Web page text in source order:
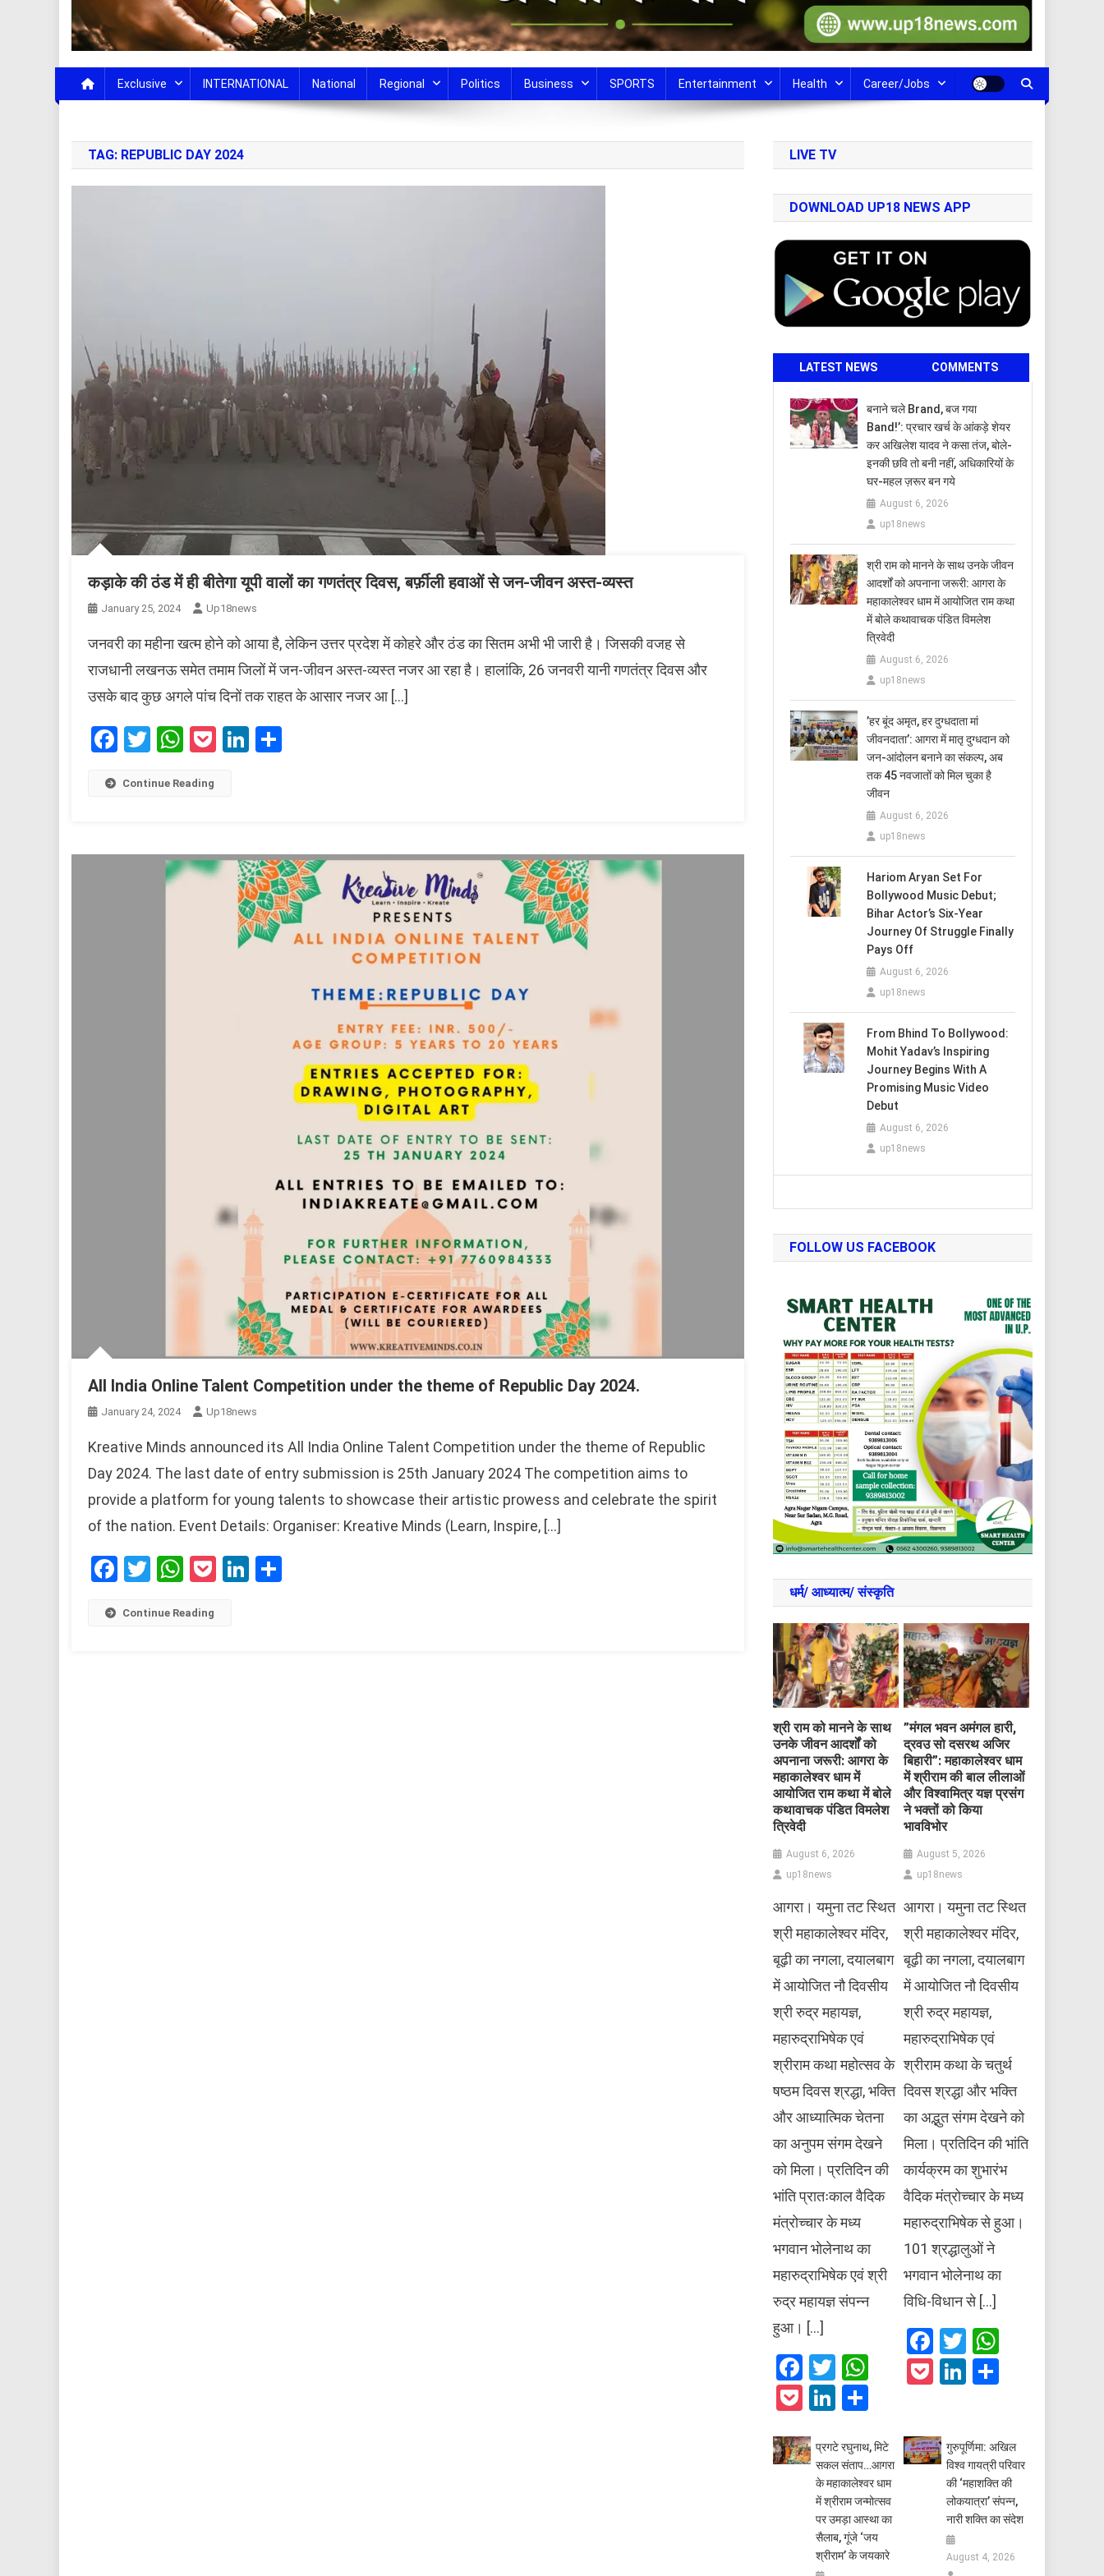
Exclusive INTERNATIONAL National Regional Politics Business SPORTS Entertainment Health Career/Jobs
TAG: REPUBLIC DAY 2024
कड़ाके की ठंड में ही बीतेगा यूपी वालों का गणतंत्र दिवस, बर्फ़ीली हवाओं से जन-जीवन अस्त-व्यस्त
January 25, 2024 Up18news
जनवरी का महीना खत्म होने को आया है, लेकिन उत्तर प्रदेश में कोहरे और ठंड का सितम अभी भी जारी है। जिसकी वजह से
राजधानी लखनऊ समेत तमाम जिलों में जन-जीवन अस्त-व्यस्त नजर आ रहा है। हालांकि, 26 जनवरी यानी गणतंत्र दिवस और
उसके बाद कुछ अगले पांच दिनों तक राहत के आसार नजर आ […]
Facebook
Twitter
WhatsApp
PocketLinkedIn
Continue Reading
All India Online Talent Competition under the theme of Republic Day 2024.
January 24, 2024 Up18news
Kreative Minds announced its All India Online Talent Competition under the theme of Republic
Day 2024. The last date of entry submission is 25th January 2024 The competition aims to
provide a platform for young talents to showcase their artistic prowess and celebrate the spirit
of the nation. Event Details: Organiser: Kreative Minds (Learn, Inspire, […]
Facebook
Twitter
WhatsApp
PocketLinkedIn
Continue Reading
LIVE TV
DOWNLOAD UP18 NEWS APP
LATEST NEWS COMMENTS
बनाने चले Brand, बज गया
Band!’: प्रचार खर्च के आंकड़े शेयर
कर अखिलेश यादव ने कसा तंज, बोले-
इनकी छवि तो बनी नहीं, अधिकारियों के
घर-महल ज़रूर बन गये
August 6, 2026
up18news
​श्री राम को मानने के साथ उनके जीवन
आदर्शों को अपनाना जरूरी: आगरा के
महाकालेश्वर धाम में आयोजित राम कथा
में बोले कथावाचक पंडित विमलेश
त्रिवेदी
August 6, 2026
up18news
​’हर बूंद अमृत, हर दुग्धदाता मां
जीवनदाता’: आगरा में मातृ दुग्धदान को
जन-आंदोलन बनाने का संकल्प, अब
तक 45 नवजातों को मिल चुका है
जीवन
August 6, 2026
up18news
Hariom Aryan Set For
Bollywood Music Debut;
Bihar Actor’s Six-Year
Journey Of Struggle Finally
Pays Off
August 6, 2026
up18news
From Bhind To Bollywood:
Mohit Yadav’s Inspiring
Journey Begins With A
Promising Music Video
Debut
August 6, 2026
up18news
FOLLOW US FACEBOOK
धर्म/ आध्‍यात्‍म/ संस्‍कृति
​श्री राम को मानने के साथ
उनके जीवन आदर्शों को
अपनाना जरूरी: आगरा के
महाकालेश्वर धाम में
आयोजित राम कथा में बोले
कथावाचक पंडित विमलेश
त्रिवेदी
August 6, 2026
up18news
आगरा। यमुना तट स्थित
श्री महाकालेश्वर मंदिर,
बूढ़ी का नगला, दयालबाग
में आयोजित नौ दिवसीय
श्री रुद्र महायज्ञ,
महारुद्राभिषेक एवं
श्रीराम कथा महोत्सव के
षष्ठम दिवस श्रद्धा, भक्ति
और आध्यात्मिक चेतना
का अनुपम संगम देखने
को मिला। प्रतिदिन की
भांति प्रातःकाल वैदिक
मंत्रोच्चार के मध्य
भगवान भोलेनाथ का
महारुद्राभिषेक एवं श्री
रुद्र महायज्ञ संपन्न
हुआ। […]
Facebook
TwitterWhatsApp
PocketLinkedIn
​”मंगल भवन अमंगल हारी,
द्रवउ सो दसरथ अजिर
बिहारी”: महाकालेश्वर धाम
में श्रीराम की बाल लीलाओं
और विश्वामित्र यज्ञ प्रसंग
ने भक्तों को किया
भावविभोर
August 5, 2026
up18news
आगरा। यमुना तट स्थित
श्री महाकालेश्वर मंदिर,
बूढ़ी का नगला, दयालबाग
में आयोजित नौ दिवसीय
श्री रुद्र महायज्ञ,
महारुद्राभिषेक एवं
श्रीराम कथा के चतुर्थ
दिवस श्रद्धा और भक्ति
का अद्भुत संगम देखने को
मिला। प्रतिदिन की भांति
कार्यक्रम का शुभारंभ
वैदिक मंत्रोच्चार के मध्य
महारुद्राभिषेक से हुआ।
101 श्रद्धालुओं ने
भगवान भोलेनाथ का
विधि-विधान से […]
Facebook
Twitter
PocketLinkedIn
प्रगटे रघुनाथ, मिटे
सकल संताप…आगरा
के महाकालेश्वर धाम
में श्रीराम जन्मोत्सव
पर उमड़ा आस्था का
सैलाब, गूंजे ‘जय
श्रीराम’ के जयकारे
गुरुपूर्णिमा: अखिल
विश्व गायत्री परिवार
की ‘महाशक्ति की
लोकयात्रा’ संपन्न,
नारी शक्ति का संदेश
August 4, 2026